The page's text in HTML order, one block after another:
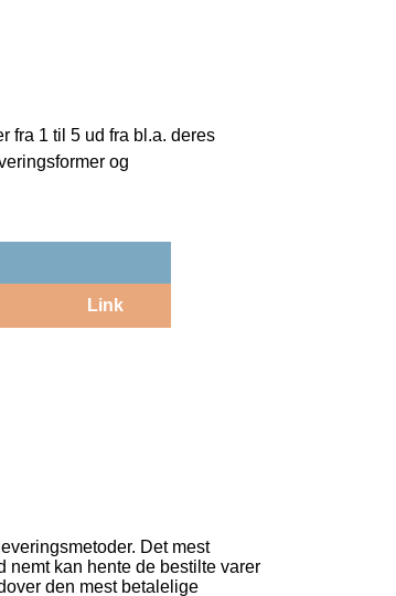
fra 1 til 5 ud fra bl.a. deres
og
Link
Det mest
nemt kan hente de bestilte varer
den mest betalelige